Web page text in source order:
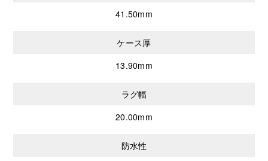
41.50mm
ケース厚
13.90mm
ラグ幅
20.00mm
防水性